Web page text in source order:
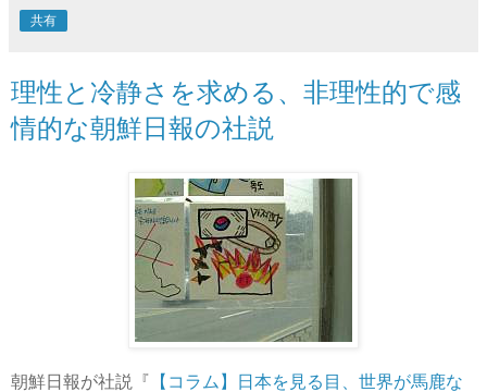
共有
理性と冷静さを求める、非理性的で感
情的な朝鮮日報の社説
朝鮮日報が社説『 【コラム】日本を見る目、世界が馬鹿な